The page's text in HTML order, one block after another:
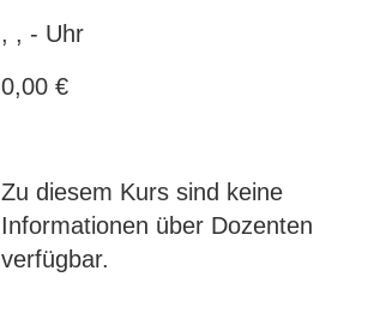
, , - Uhr
0,00 €
Zu diesem Kurs sind keine
Informationen über Dozenten
verfügbar.